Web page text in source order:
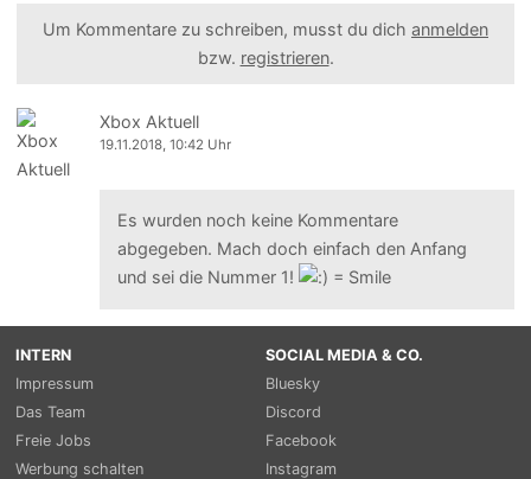
Um Kommentare zu schreiben, musst du dich anmelden
bzw. registrieren.
Xbox Aktuell
19.11.2018, 10:42 Uhr
Es wurden noch keine Kommentare
abgegeben. Mach doch einfach den Anfang
und sei die Nummer 1!
INTERN
Impressum
Das Team
Freie Jobs
Werbung schalten
SOCIAL MEDIA & CO.
Bluesky
Discord
Facebook
Instagram